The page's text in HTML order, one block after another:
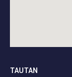
TAUTAN